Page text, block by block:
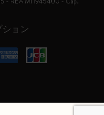
ョン